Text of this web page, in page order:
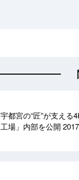
宇都宮の“匠”が支え
工場」内部を公開